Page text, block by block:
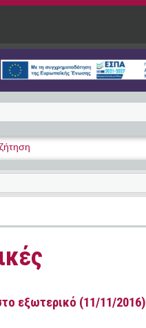
περιεχόμενο
εξωτερικό (11/11/2016)